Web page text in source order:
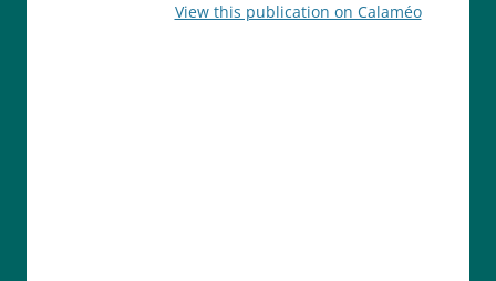
View this publication on Calaméo